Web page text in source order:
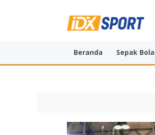
Beranda Sepak Bola